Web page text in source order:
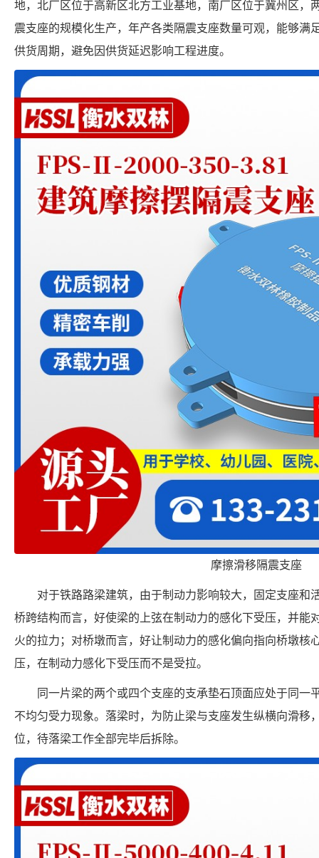
地，北厂区位于高新区北方工业基地，南厂区位于冀州区，
震支座的规模化生产，年产各类隔震支座数量可观，能够满
供货周期，避免因供货延迟影响工程进度。
摩擦滑移隔震支座
对于铁路路梁建筑，由于制动力影响较大，固定支座和
桥跨结构而言，好使梁的上弦在制动力的感化下受压，并能
火的拉力；对桥墩而言，好让制动力的感化偏向指向桥墩核
压，在制动力感化下受压而不是受拉。
同一片梁的两个或四个支座的支承垫石顶面应处于同一
不均匀受力现象。落梁时，为防止梁与支座发生纵横向滑移
位，待落梁工作全部完毕后拆除。